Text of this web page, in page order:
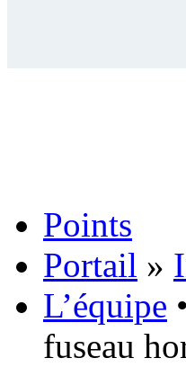
Points
Portail »
L’équipe •
fuseau